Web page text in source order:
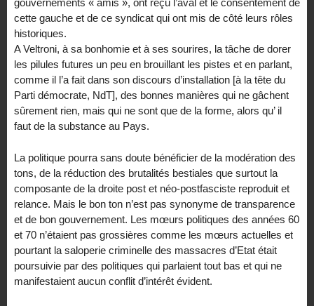
cette gauche et de ce syndicat qui ont mis de côté leurs rôles
historiques.
A Veltroni, à sa bonhomie et à ses sourires, la tâche de dorer
les pilules futures un peu en brouillant les pistes et en parlant,
comme il l’a fait dans son discours d’installation [à la tête du
Parti démocrate, NdT], des bonnes manières qui ne gâchent
sûrement rien, mais qui ne sont que de la forme, alors qu’ il
faut de la substance au Pays.
La politique pourra sans doute bénéficier de la modération des
tons, de la réduction des brutalités bestiales que surtout la
composante de la droite post et néo-postfasciste reproduit et
relance. Mais le bon ton n’est pas synonyme de transparence
et de bon gouvernement. Les mœurs politiques des années 60
et 70 n’étaient pas grossières comme les mœurs actuelles et
pourtant la saloperie criminelle des massacres d’Etat était
poursuivie par des politiques qui parlaient tout bas et qui ne
manifestaient aucun conflit d’intérêt évident.